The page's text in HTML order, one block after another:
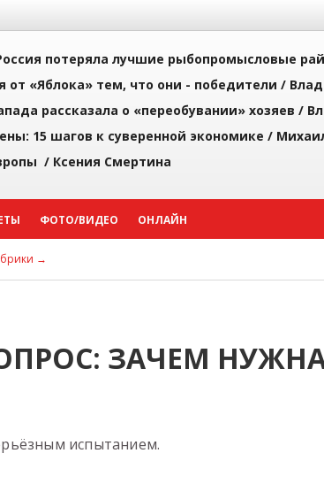
потеряла лучшие рыбопромысловые
от «Яблока» тем, что они - победители /
рассказала о «переобувании» хозяев /
15 шагов к суверенной экономике /
/ Ксения Смертина
ФОТО/ВИДЕО ОНЛАЙН
→
ЗАЧЕМ
испытанием.